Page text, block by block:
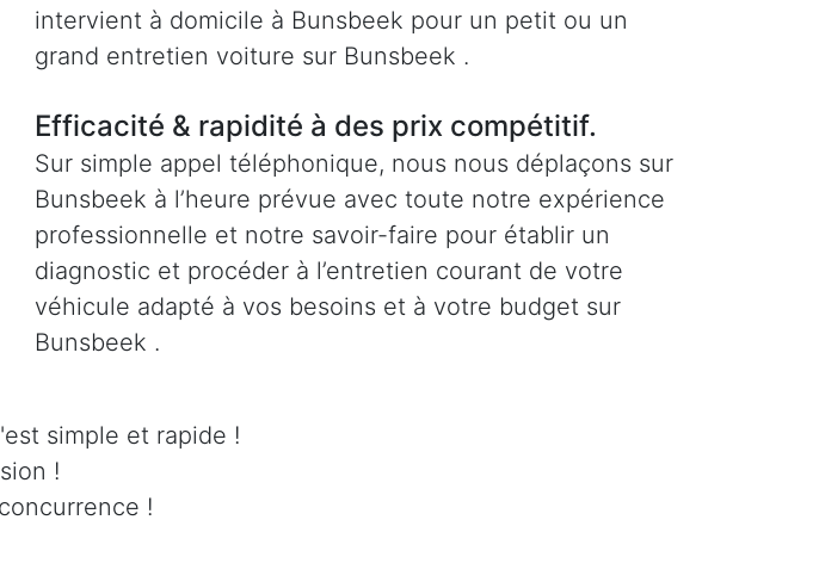
intervient à domicile à Bunsbeek pour un petit ou un
grand entretien voiture sur Bunsbeek .
Efficacité & rapidité à des prix compétitif.
Sur simple appel téléphonique, nous nous déplaçons sur
Bunsbeek à l’heure prévue avec toute notre expérience
professionnelle et notre savoir-faire pour établir un
diagnostic et procéder à l’entretien courant de votre
véhicule adapté à vos besoins et à votre budget sur
Bunsbeek .
simple et rapide !
!
!